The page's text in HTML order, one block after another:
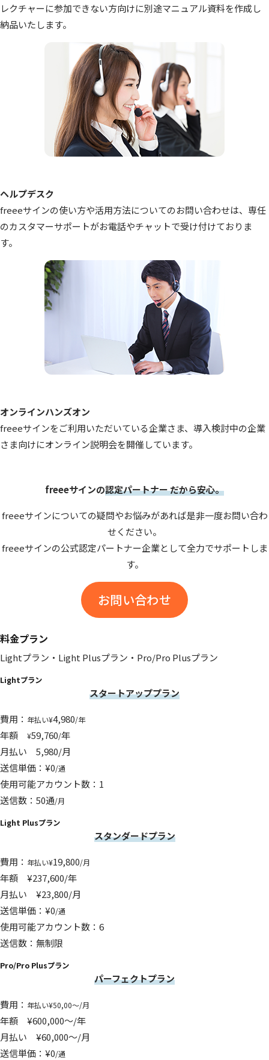
レクチャーに参加できない方向けに別途マニュアル資料を作成し
納品いたします。
ヘルプデスク
freeeサインの使い方や活用方法についてのお問い合わせは、専任
のカスタマーサポートがお電話やチャットで受け付けておりま
す。
オンラインハンズオン
freeeサインをご利用いただいている企業さま、導入検討中の企業
さま向けにオンライン説明会を開催しています。
freeeサインの認定パートナー だから安心。
freeeサインについての疑問やお悩みがあれば是非一度お問い合わ
せください。
freeeサインの公式認定パートナー企業として全力でサポートしま
す。
お問い合わせ
料金プラン
Lightプラン・Light Plusプラン・Pro/Pro Plusプラン
Lightプラン
スタートアッププラン
費用： 年払い¥4,980/年
年額 ¥59,760/年
月払い 5,980/月
送信単価：¥0/通
使用可能アカウント数：1
送信数：50通/月
Light Plusプラン
スタンダードプラン
費用： 年払い¥19,800/月
年額 ¥237,600/年
月払い ¥23,800/月
送信単価：¥0/通
使用可能アカウント数：6
送信数：無制限
Pro/Pro Plusプラン
パーフェクトプラン
費用： 年払い¥50,00～/月
年額 ¥600,000～/年
月払い ¥60,000～/月
送信単価：¥0/通